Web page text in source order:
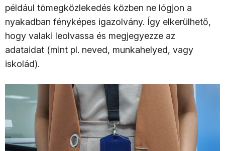
például tömegközlekedés közben ne lógjon a
nyakadban fényképes igazolvány. Így elkerülhető,
hogy valaki leolvassa és megjegyezze az
adataidat (mint pl. neved, munkahelyed, vagy
iskolád).